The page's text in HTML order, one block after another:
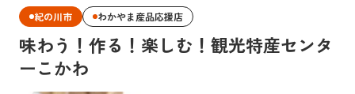
紀の川市 わかやま産品応援店
味わう！作る！楽しむ！観光特産センタ
ーこかわ